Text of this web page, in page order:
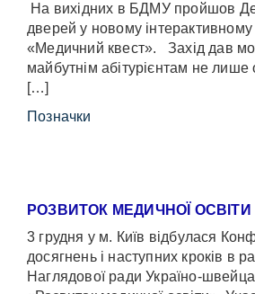
На вихідних в БДМУ пройшов
дверей у новому
«Медичний квест». Захід дав
майбутнім абітурієнтам не лише
[…]
Позначки
РОЗВИТОК МЕДИЧНОЇ ОСВІТИ
3 грудня у м. Київ відбулася
досягнень і наступних кроків в
Наглядової ради Україно-